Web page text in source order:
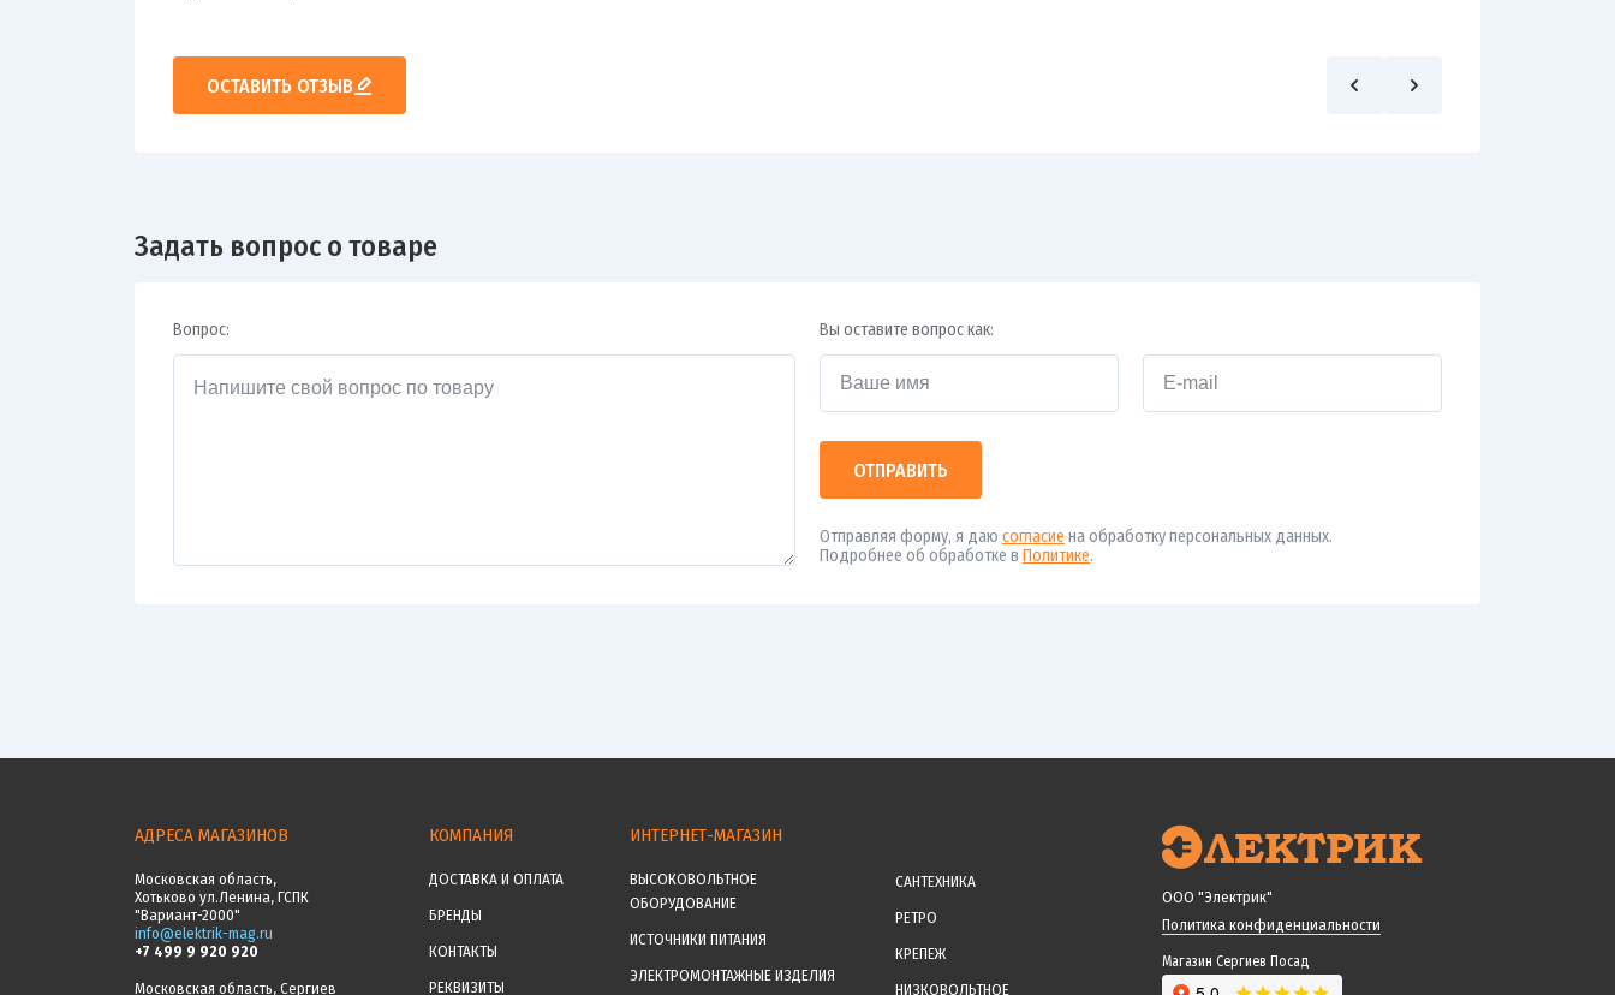
ОСТАВИТЬ ОТЗЫВ
Задать вопрос о товаре
Вопрос: Вы оставите вопрос как:
ОТПРАВИТЬ
Отправляя форму, я даю согласие на обработку персональных данных.
Подробнее об обработке в Политике.
АДРЕСА МАГАЗИНОВ
Московская область,
Хотьково ул.Ленина, ГСПК
"Вариант-2000"
info@elektrik-mag.ru
+7 499 9 920 920
Московская область, Сергиев
КОМПАНИЯ
ДОСТАВКА И ОПЛАТА
БРЕНДЫ
КОНТАКТЫ
РЕКВИЗИТЫ
ИНТЕРНЕТ-МАГАЗИН
ВЫСОКОВОЛЬТНОЕ
ОБОРУДОВАНИЕ
ИСТОЧНИКИ ПИТАНИЯ
ЭЛЕКТРОМОНТАЖНЫЕ ИЗДЕЛИЯ
САНТЕХНИКА
РЕТРО
КРЕПЕЖ
НИЗКОВОЛЬТНОЕ
ООО "Электрик"
Политика конфиденциальности
Магазин Сергиев Посад